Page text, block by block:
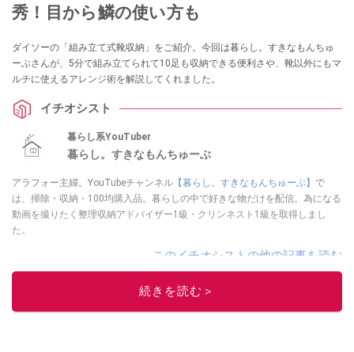
秀！目から鱗の使い方も
ダイソーの「組み立て式靴収納」をご紹介。今回は暮らし。すきなもんちゅ
ーぶさんが、5分で組み立てられて10足も収納できる便利さや、靴以外にもマ
ルチに使えるアレンジ術を解説してくれました。
イチオシスト
暮らし系YouTuber
暮らし。すきなもんちゅーぶ
アラフォー主婦。YouTubeチャンネル 【暮らし。すきなもんちゅーぶ】 で
は、掃除・収納・100均購入品。暮らしの中で好きな物だけを配信。為になる
動画を撮りたく整理収納アドバイザー1級・クリンネスト1級を取得しまし
た。
このイチオシストの他の記事を読む
続きを読む＞